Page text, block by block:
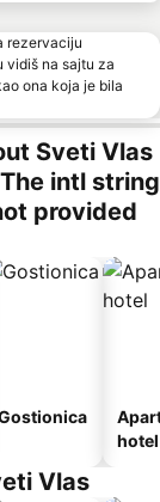
rezervaciju
vidiš na sajtu za
ona koja je bila
Sveti Vlas
intl string
provided
hotel
Vlas